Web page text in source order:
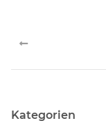
Kategorien